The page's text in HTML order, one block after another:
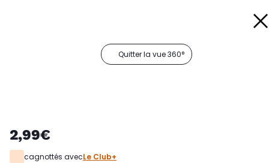
Quitter la vue 360°
2,99€
cagnottés avecLe Club+